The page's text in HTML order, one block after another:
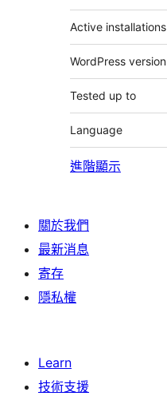
Active installations
WordPress version
Tested up to
Language
進階顯示
關於我們
最新消息
寄存
隱私權
Learn
技術支援